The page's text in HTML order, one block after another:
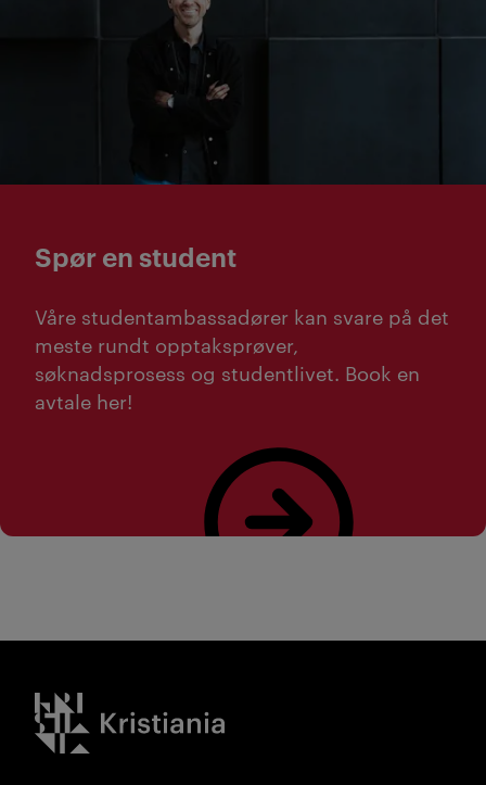
Spør en student
Våre studentambassadører kan svare på det
meste rundt opptaksprøver,
søknadsprosess og studentlivet. Book en
avtale her!
Bestill studieveiledning her!
Kristiania logo